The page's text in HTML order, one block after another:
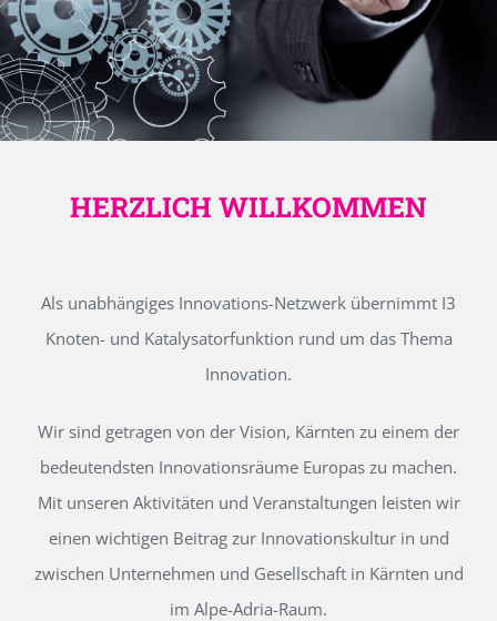
HERZLICH WILLKOMMEN
Als unabhängiges Innovations-Netzwerk übernimmt I3
Knoten- und Katalysatorfunktion rund um das Thema
Innovation.
Wir sind getragen von der Vision, Kärnten zu einem der
bedeutendsten Innovationsräume Europas zu machen.
Mit unseren Aktivitäten und Veranstaltungen leisten wir
einen wichtigen Beitrag zur Innovationskultur in und
zwischen Unternehmen und Gesellschaft in Kärnten und
im Alpe-Adria-Raum.